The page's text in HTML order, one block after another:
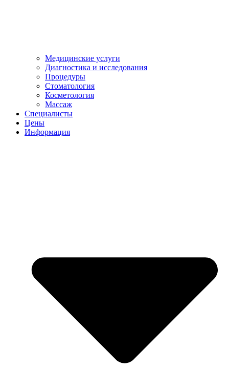
Медицинские услуги
Диагностика и исследования
Процедуры
Стоматология
Косметология
Массаж
Специалисты
Цены
Информация